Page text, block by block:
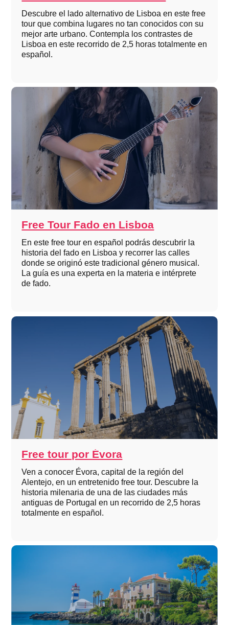
Descubre el lado alternativo de Lisboa en este free
tour que combina lugares no tan conocidos con su
mejor arte urbano. Contempla los contrastes de
Lisboa en este recorrido de 2,5 horas totalmente en
español.
Free Tour Fado en Lisboa
En este free tour en español podrás descubrir la
historia del fado en Lisboa y recorrer las calles
donde se originó este tradicional género musical.
La guía es una experta en la materia e intérprete
de fado.
Free tour por Évora
Ven a conocer Évora, capital de la región del
Alentejo, en un entretenido free tour. Descubre la
historia milenaria de una de las ciudades más
antiguas de Portugal en un recorrido de 2,5 horas
totalmente en español.